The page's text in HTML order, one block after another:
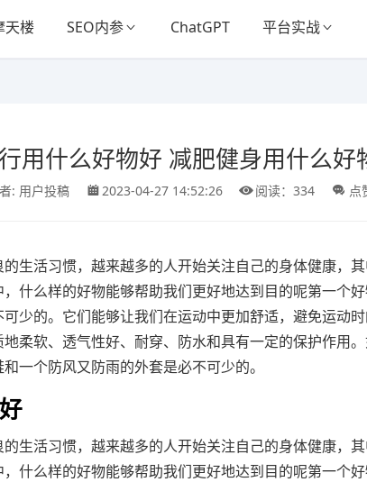
天楼 SEO内参 ChatGPT 平台实战
用什么好物好 减肥健身用什么好
: 用户投稿 2023-04-27 14:52:26 阅读：334 点
生活习惯，越来越多的人开始关注自己的身体健康，
什么样的好物能够帮助我们更好地达到目的呢第一个
少的。它们能够让我们在运动中更加舒适，避免运动
柔软、透气性好、耐穿、防水和具有一定的保护作用
一个防风又防雨的外套是必不可少的。
生活习惯，越来越多的人开始关注自己的身体健康，
什么样的好物能够帮助我们更好地达到目的呢第一个